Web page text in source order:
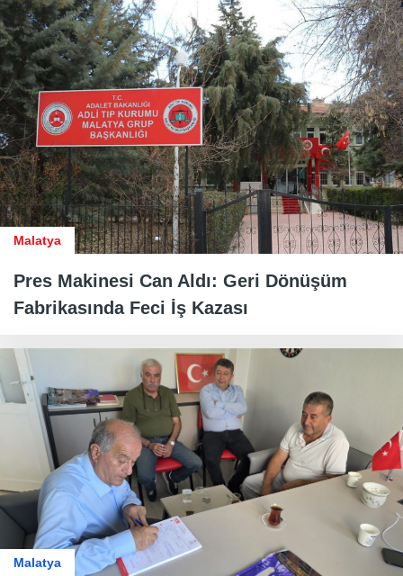
Malatya
Pres Makinesi Can Aldı: Geri Dönüşüm
Fabrikasında Feci İş Kazası
Malatya